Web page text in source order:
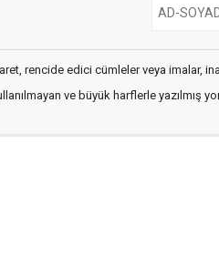
rencide edici cümleler veya imalar,
ve büyük harflerle yazılmış